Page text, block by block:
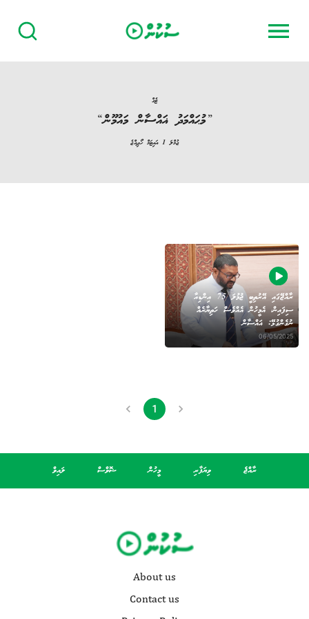
ޓެގް
”މުޙައްމަދު ޣައްސާން މައުމޫން“
‏ޖުމްލަ1 އައިޓަމް ހޯދިއްޖެ
ރާއްޖޭގައި އޭރުތިބީ ޖުމުލަ 75 އިންޑިއާ
ސިފައިން، އެމީހުން އެއްވެސް ހަތިޔާރެއް
ނުގެންގުޅޭ: ޣައްސާން
06/05/2025
1
ރާއްޖެ ވިޔަފާރި މީހުން ޝޮވްސް ލައިވް
About us
Contact us